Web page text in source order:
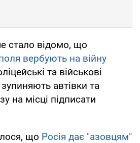
стало відомо, що
вербують на війну
та військові
зупиняють автівки та
на місці підписати
що Росія дає "азовцям"